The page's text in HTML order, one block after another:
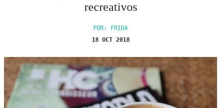
recreativos
POR: FRIDA
18 OCT 2018